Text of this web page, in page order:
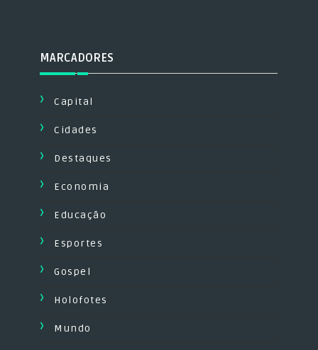
MARCADORES
Capital
Cidades
Destaques
Economia
Educação
Esportes
Gospel
Holofotes
Mundo